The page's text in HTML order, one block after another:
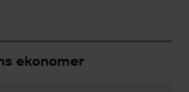
ekonomer